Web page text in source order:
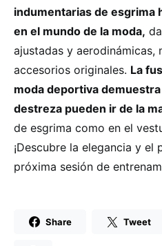
indumentarias de esgrima
en el mundo de la moda,
ajustadas y aerodinámicas,
accesorios originales. La
moda deportiva
destreza pueden ir de la
de esgrima como en el
¡Descubre la elegancia y el
próxima sesión de
Share Tweet